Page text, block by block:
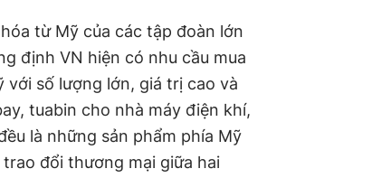
từ Mỹ của các tập đoàn lớn
định VN hiện có nhu cầu mua
số lượng lớn, giá trị cao và
tuabin cho nhà máy điện khí,
là những sản phẩm phía Mỹ
đổi thương mại giữa hai